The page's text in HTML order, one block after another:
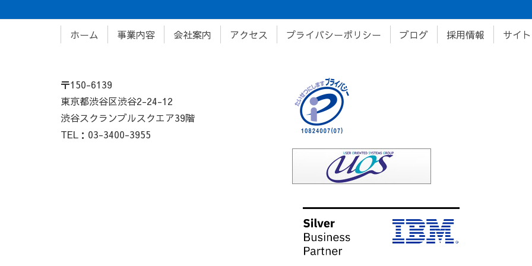
ホーム 事業内容 会社案内 アクセス プライバシーポリシー ブログ 採用情報 サイ
〒150-6139
東京都渋谷区渋谷2-24-12
渋谷スクランブルスクエア39階
TEL：03-3400-3955